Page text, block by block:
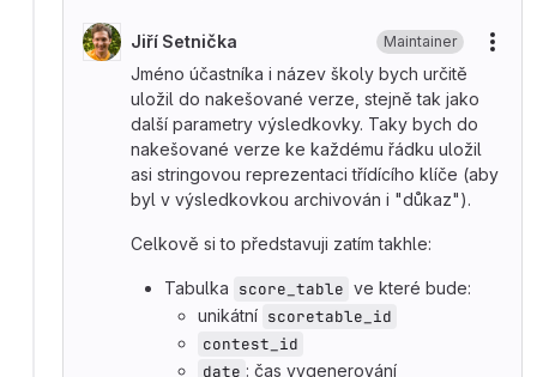
Jiří Setnička Maintainer
Jméno účastníka i název školy bych určitě
uložil do nakešované verze, stejně tak jako
další parametry výsledkovky. Taky bych do
nakešované verze ke každému řádku uložil
asi stringovou reprezentaci třídícího klíče (aby
byl v výsledkovkou archivován i "důkaz").
Celkově si to představuji zatím takhle:
Tabulka score_table ve které bude:
unikátní scoretable_id
contest_id
date : čas vygenerování